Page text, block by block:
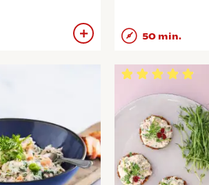
50 min.